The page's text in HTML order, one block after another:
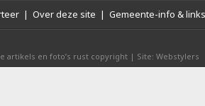
| Over deze site | Gemeente-info & links
artikels en foto’s rust copyright | Site: Webstylers